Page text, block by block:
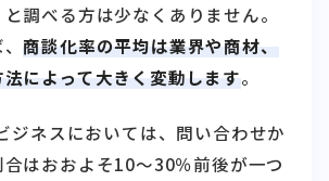
調べる方は少なくありません。
商談化率の平均は業界や商材、
によって大きく変動します。
ジネスにおいては、問い合わせか
はおおよそ10〜30％前後が一つ